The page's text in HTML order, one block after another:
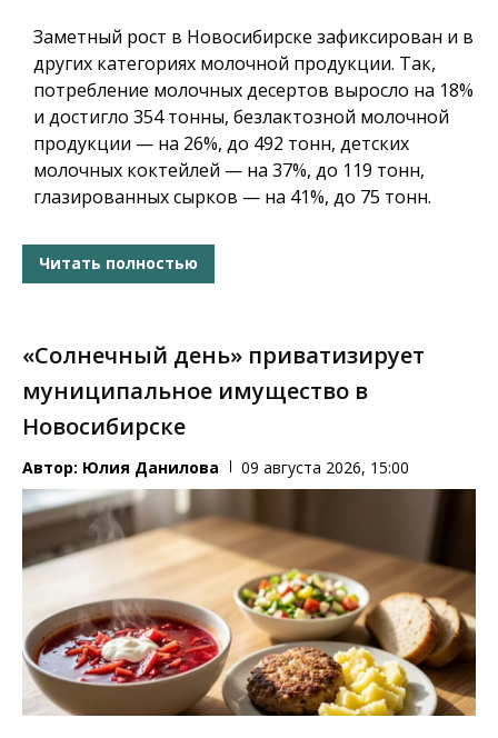
Заметный рост в Новосибирске зафиксирован и в
других категориях молочной продукции. Так,
потребление молочных десертов выросло на 18%
и достигло 354 тонны, безлактозной молочной
продукции — на 26%, до 492 тонн, детских
молочных коктейлей — на 37%, до 119 тонн,
глазированных сырков — на 41%, до 75 тонн.
Читать полностью
«Солнечный день» приватизирует
муниципальное имущество в
Новосибирске
Автор: Юлия Данилова 09 августа 2026, 15:00